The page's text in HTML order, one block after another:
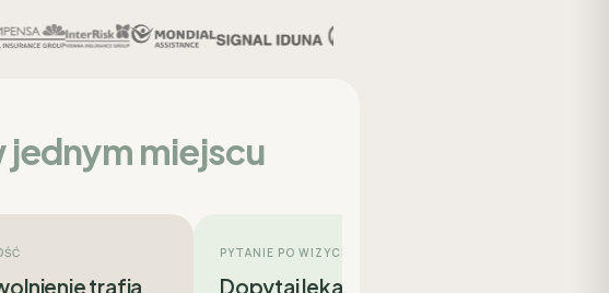
jednym miejscu
trafia
PYTANIE PO WIZYCIE
Dopytaj lekarza po